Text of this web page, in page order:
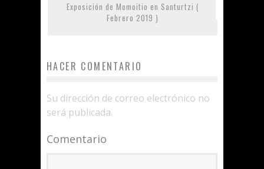
Exposición de Momoitio en Santurtzi (
Febrero 2019 )
HACER COMENTARIO
Su dirección de correo electrónico no
será publicada.
Comentario